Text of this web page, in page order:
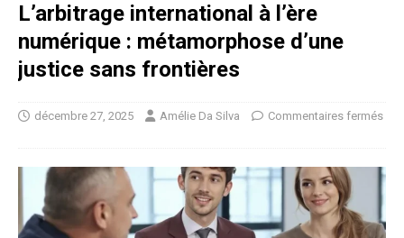
L’arbitrage international à l’ère
numérique : métamorphose d’une
justice sans frontières
décembre 27, 2025 Amélie Da Silva Commentaires fermés